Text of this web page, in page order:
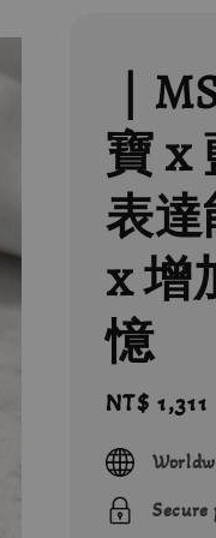
｜
寶 x
表
x 增
憶
Sale
NT$ 1,311
Secure